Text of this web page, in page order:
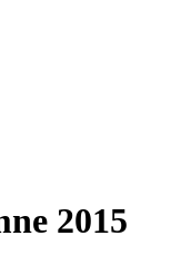
2015